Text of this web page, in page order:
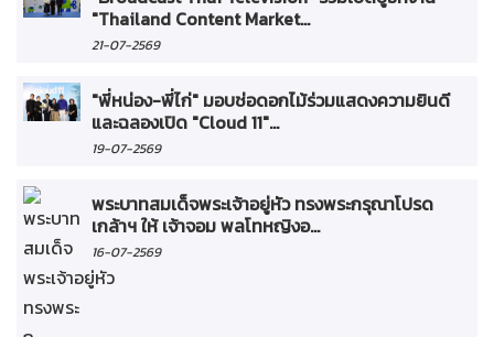
"Thailand Content Market...
21-07-2569
"พี่หน่อง-พี่ไก่" มอบช่อดอกไม้ร่วมแสดงความยินดี
และฉลองเปิด "Cloud 11"...
19-07-2569
พระบาทสมเด็จพระเจ้าอยู่หัว ทรงพระกรุณาโปรด
เกล้าฯ ให้ เจ้าจอม พลโทหญิงอ...
16-07-2569